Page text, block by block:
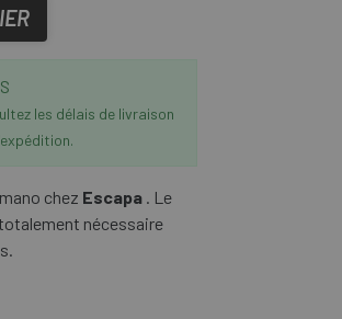
les délais de livraison
chez Escapa . Le
nécessaire